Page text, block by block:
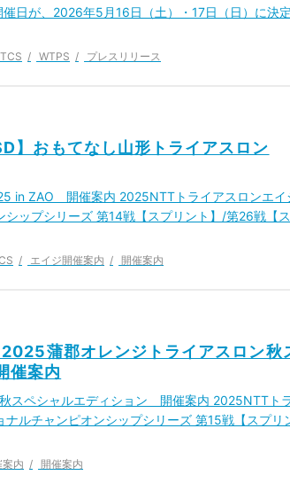
日が、2026年5月16日（土）・17日（日）に決定
WTPS プレスリリース
】おもてなし⼭形トライアスロン
in ZAO 開催案内 2025NTTトライアスロンエイ
シップシリーズ 第14戦【スプリント】/第26戦【ス
エイジ開催案内 開催案内
蒲郡オレンジトライアスロン秋
催案内
スペシャルエディション 開催案内 2025NTTト
ルチャンピオンシップシリーズ 第15戦【スプリ
内 開催案内